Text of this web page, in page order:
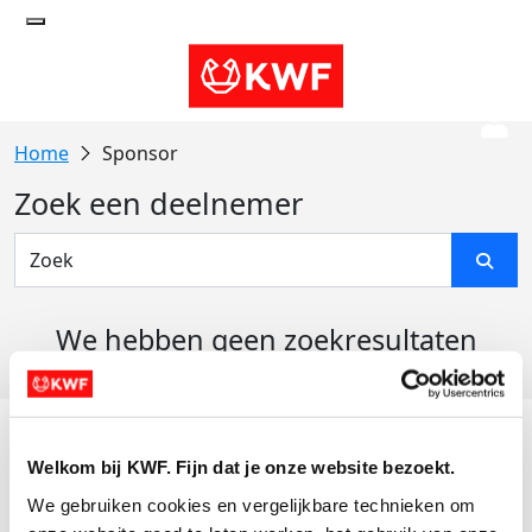
Welkom bij KWF. Fijn dat je onze website bezoekt.
We gebruiken cookies en vergelijkbare technieken om
Sponsor
Zoek een deelnemer
We hebben geen zoekresultaten
Actiematerialen
Evenementen